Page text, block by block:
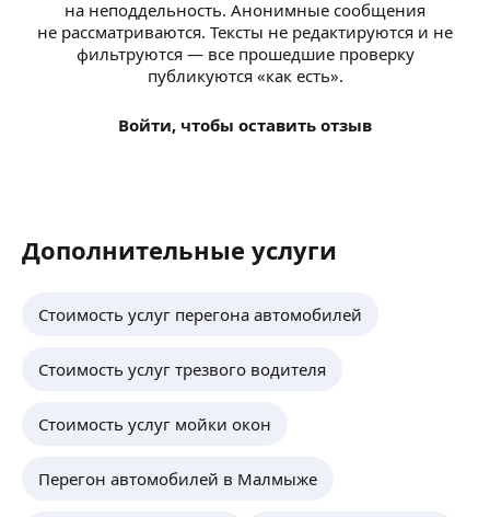
на неподдельность. Анонимные сообщения
не рассматриваются. Тексты не редактируются и не
фильтруются — все прошедшие проверку
публикуются «как есть».
Войти, чтобы оставить отзыв
Дополнительные услуги
Стоимость услуг перегона автомобилей
Стоимость услуг трезвого водителя
Стоимость услуг мойки окон
Перегон автомобилей в Малмыже